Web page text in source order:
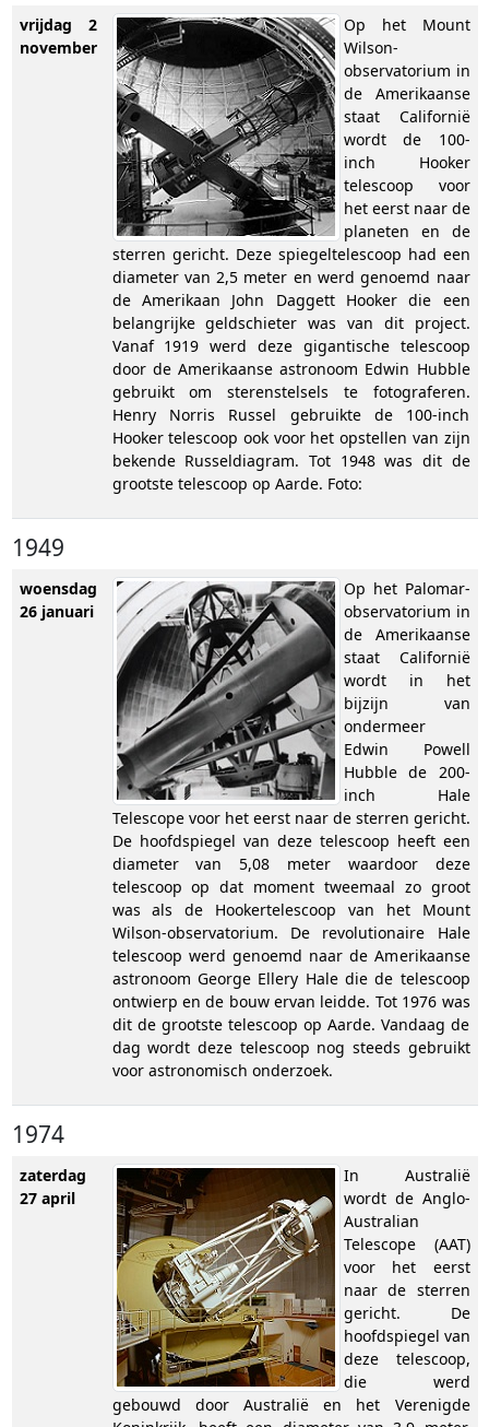
vrijdag 2
november
Op het Mount
Wilson-
observatorium in
de Amerikaanse
staat Californië
wordt de 100-
inch Hooker
telescoop voor
het eerst naar de
planeten en de
sterren gericht. Deze spiegeltelescoop had een
diameter van 2,5 meter en werd genoemd naar
de Amerikaan John Daggett Hooker die een
belangrijke geldschieter was van dit project.
Vanaf 1919 werd deze gigantische telescoop
door de Amerikaanse astronoom Edwin Hubble
gebruikt om sterenstelsels te fotograferen.
Henry Norris Russel gebruikte de 100-inch
Hooker telescoop ook voor het opstellen van zijn
bekende Russeldiagram. Tot 1948 was dit de
grootste telescoop op Aarde. Foto:
1949
woensdag
26 januari
Op het Palomar-
observatorium in
de Amerikaanse
staat Californië
wordt in het
bijzijn van
ondermeer
Edwin Powell
Hubble de 200-
inch Hale
Telescope voor het eerst naar de sterren gericht.
De hoofdspiegel van deze telescoop heeft een
diameter van 5,08 meter waardoor deze
telescoop op dat moment tweemaal zo groot
was als de Hookertelescoop van het Mount
Wilson-observatorium. De revolutionaire Hale
telescoop werd genoemd naar de Amerikaanse
astronoom George Ellery Hale die de telescoop
ontwierp en de bouw ervan leidde. Tot 1976 was
dit de grootste telescoop op Aarde. Vandaag de
dag wordt deze telescoop nog steeds gebruikt
voor astronomisch onderzoek.
1974
zaterdag
27 april
In Australië
wordt de Anglo-
Australian
Telescope (AAT)
voor het eerst
naar de sterren
gericht. De
hoofdspiegel van
deze telescoop,
die werd
gebouwd door Australië en het Verenigde